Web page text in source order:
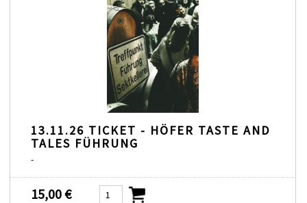
13.11.26 TICKET - HÖFER TASTE AND
TALES FÜHRUNG
-
15,00 €